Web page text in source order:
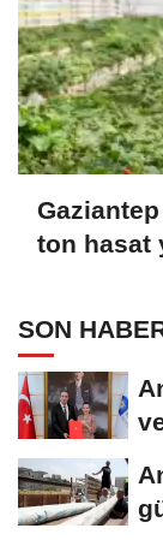
ton hasat
SON